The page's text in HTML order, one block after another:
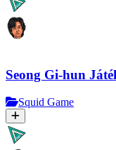
Seong Gi-hun
Squid Game